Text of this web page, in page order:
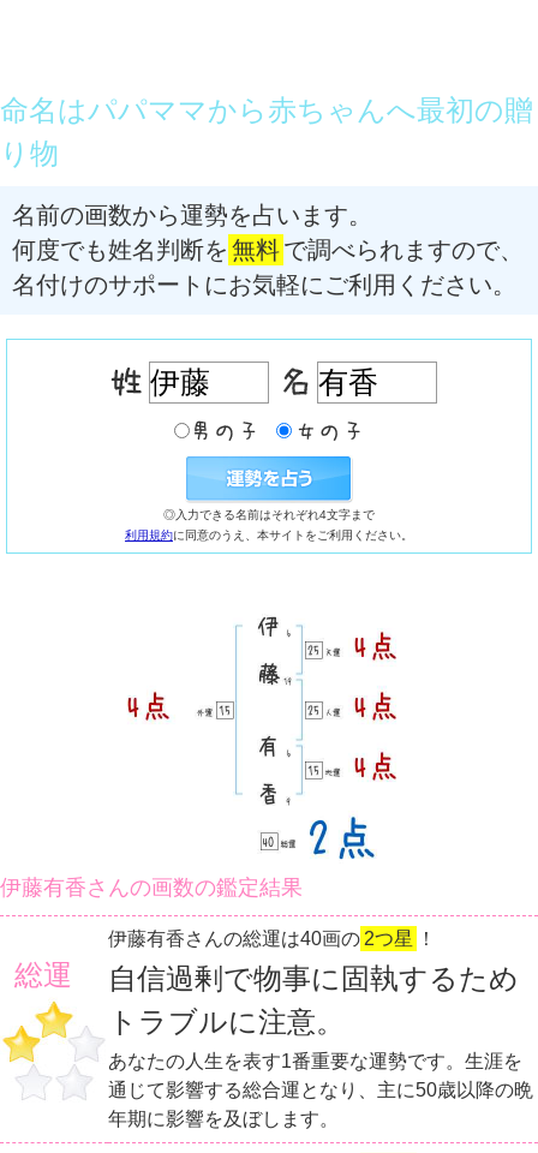
命名はパパママから赤ちゃんへ最初の贈
り物
名前の画数から運勢を占います。
何度でも姓名判断を 無料で調べられますので、
名付けのサポートにお気軽にご利用ください。
◎入力できる名前はそれぞれ4文字まで
利用規約に同意のうえ、本サイトをご利用ください。
伊藤有香さんの画数の鑑定結果
総運
伊藤有香さんの総運は40画の 2つ星 ！
自信過剰で物事に固執するため
トラブルに注意。
あなたの人生を表す1番重要な運勢です。生涯を
通じて影響する総合運となり、主に50歳以降の晩
年期に影響を及ぼします。